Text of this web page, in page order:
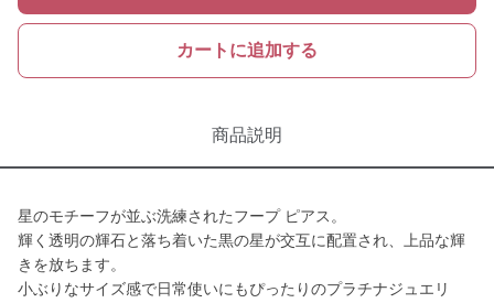
カートに追加する
商品説明
星のモチーフが並ぶ洗練されたフープ ピアス。
輝く透明の輝石と落ち着いた黒の星が交互に配置され、上品な輝
きを放ちます。
小ぶりなサイズ感で日常使いにもぴったりのプラチナジュエリ